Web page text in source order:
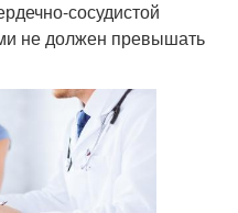
сосудистой
не должен превышать